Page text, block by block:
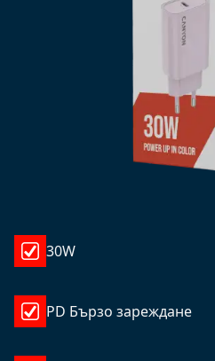
30W
PD Бързо зареждане